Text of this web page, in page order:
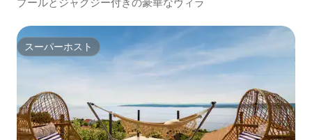
スーパーホスト
スーパーホスト